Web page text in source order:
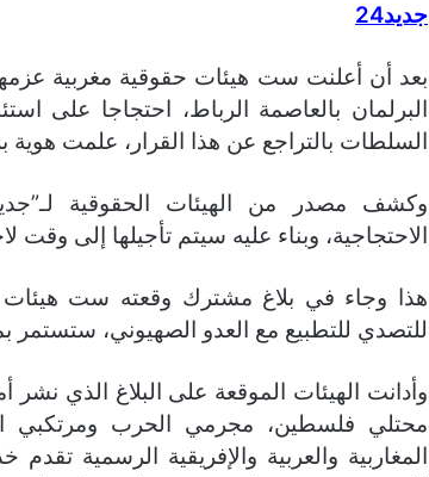
جديد24
بعد أن أعلنت ست هيئات حقوقية مغربية عزمها
البرلمان بالعاصمة الرباط، احتجاجا على
السلطات بالتراجع عن هذا القرار، علمت
الاحتجاجية، وبناء عليه سيتم تأجيلها إلى وقت
هذا وجاء في بلاغ مشترك وقعته ست هيئات
للتصدي للتطبيع مع العدو الصهيوني، ستستمر
وأدانت الهيئات الموقعة على البلاغ الذي
محتلي فلسطين، مجرمي الحرب ومرتكبي
المغاربية والعربية والإفريقية الرسمية